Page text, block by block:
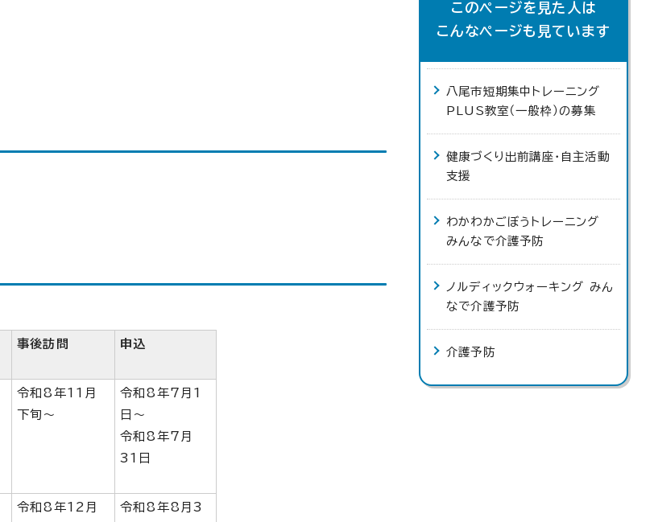
事後訪問 申込
令和8年11月
下旬～
令和8年7月1
日～
令和8年7月
31日
令和8年12月
令和8年8月3
このページを見た人は
こんなページも見ています
八尾市短期集中トレーニング
PLUS教室（一般枠）の募集
健康づくり出前講座・自主活動
支援
わかわかごぼうトレーニング
みんなで介護予防
ノルディックウォーキング みん
なで介護予防
介護予防